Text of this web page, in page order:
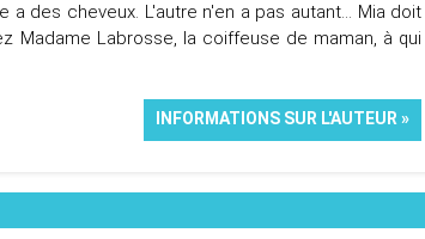
des cheveux. L'autre n'en a pas autant... Mia doit
Madame Labrosse, la coiffeuse de maman, à qui
INFORMATIONS SUR L'AUTEUR »